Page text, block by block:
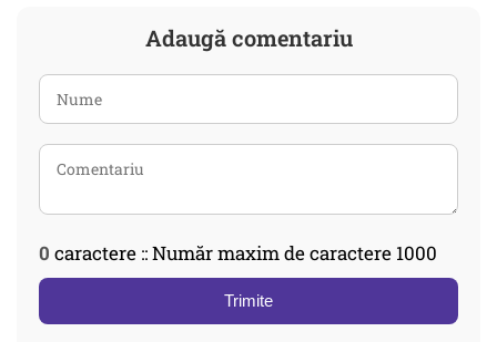
Adaugă comentariu
0 caractere :: Număr maxim de caractere 1000
Trimite